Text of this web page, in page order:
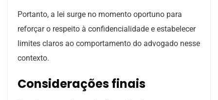
Portanto, a lei surge no momento oportuno para
reforçar o respeito à confidencialidade e estabelecer
limites claros ao comportamento do advogado nesse
contexto.
Considerações finais